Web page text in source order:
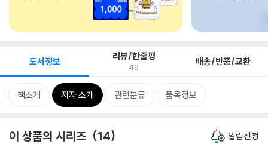
도서정보 리뷰/한줄평
49 배송/반품/교환
책소개 저자 소개 관련분류 품목정보
이 상품의 시리즈 14 알림신청